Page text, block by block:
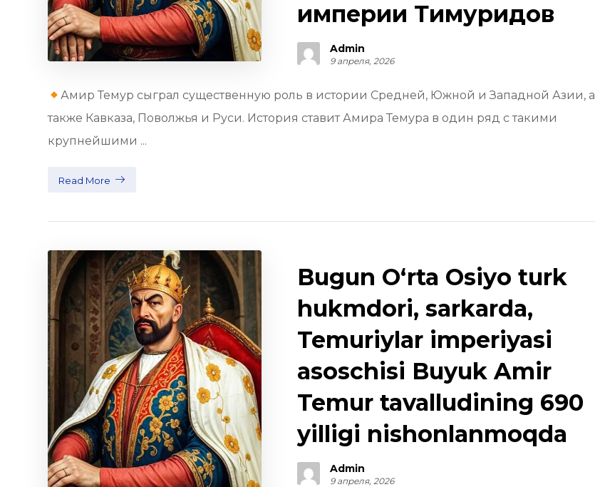
империи Тимуридов
Admin
9 апреля, 2026
Амир Темур сыграл существенную роль в истории Средней, Южной и Западной Азии, а
также Кавказа, Поволжья и Руси. История ставит Амира Темура в один ряд с такими
крупнейшими ...
Read More
Bugun O‘rta Osiyo turk
hukmdori, sarkarda,
Temuriylar imperiyasi
asoschisi Buyuk Amir
Temur tavalludining 690
yilligi nishonlanmoqda
Admin
9 апреля, 2026